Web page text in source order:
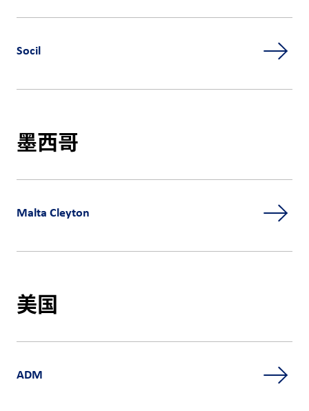
Socil
墨西哥
Malta Cleyton
美国
ADM